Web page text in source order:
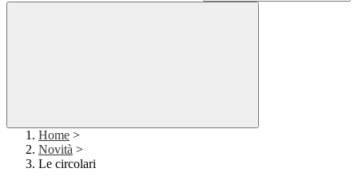
Home >
Novità >
Le circolari